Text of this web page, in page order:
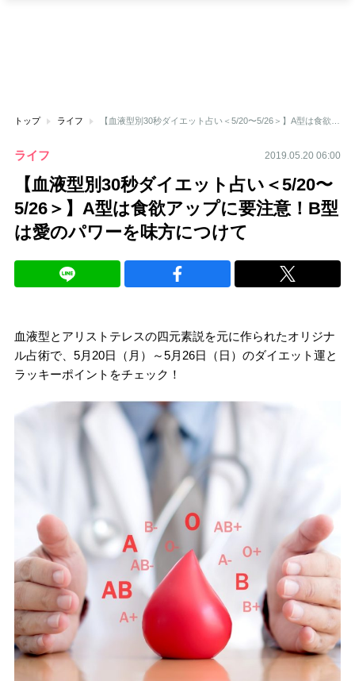
トップ ライフ
ライフ 2019.05.20 06:00
【血液型別30秒ダイエット占い＜5/20〜
5/26＞】A型は食欲アップに要注意！B型
は愛のパワーを味方につけて
血液型とアリストテレスの四元素説を元に作られたオリジナ
ル占術で、5月20日（月）～5月26日（日）のダイエット運と
ラッキーポイントをチェック！